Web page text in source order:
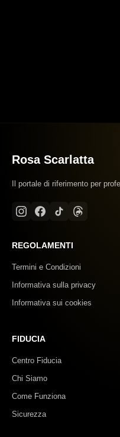
Rosa Scarlatta
Il portale di riferimento per
REGOLAMENTI
Termini e Condizioni
Informativa sulla privacy
Informativa sui cookies
FIDUCIA
Centro Fiducia
Chi Siamo
Come Funziona
Sicurezza